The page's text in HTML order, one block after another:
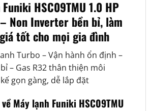
HSC09TMU 1.0 HP
Non Inverter bền bỉ, làm
tốt cho mọi gia đình
Turbo – Vận hành ổn định –
– Gas R32 thân thiện môi
gọn gàng, dễ lắp đặt
Máy lạnh Funiki HSC09TMU